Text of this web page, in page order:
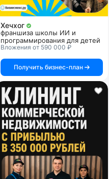
Хечхог
франшиза школы ИИ и
программирования для детей
Вложения от 590 000 ₽
Получить бизнес-план